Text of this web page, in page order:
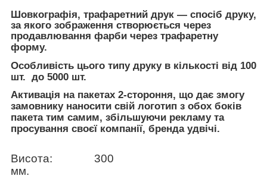
Шовкографія, трафаретний друк — спосіб друку,
за якого зображення створюється через
продавлювання фарби через трафаретну
форму.
Особливість цього типу друку в кількості від 100
шт. до 5000 шт.
Активація на пакетах 2-стороння, що дає змогу
замовнику наносити свій логотип з обох боків
пакета тим самим, збільшуючи рекламу та
просування своєї компанії, бренда удвічі.
Висота:
300
мм.